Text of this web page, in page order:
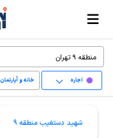
اجاره خانه و آپارتمان
شهید دستغیب منطقه 9